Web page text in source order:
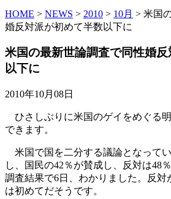
HOME > NEWS > 2010 > 10月 > 米国
婚反対派が初めて半数以下に
米国の最新世論調査で同性婚
以下に
2010年10月08日
ひさしぶりに米国のゲイをめぐる
できます。
米国で国を二分する議論となって
し、国民の42％が賛成し、反対は48
調査結果で6日、わかりました。反対
は初めてだそうです。